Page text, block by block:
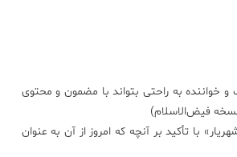
و خواننده به راحتی بتواند با مضمون و محتوی
با تأکید بر آنچه که امروز از آن به عنوان